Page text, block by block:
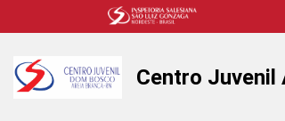
Centro Juvenil